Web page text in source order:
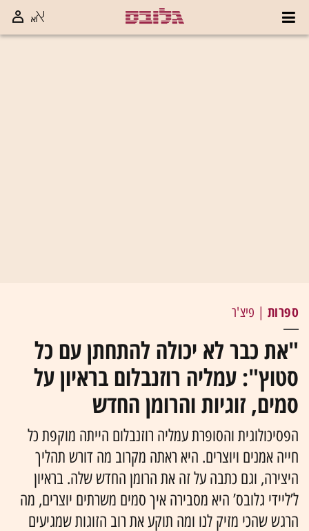
ספרות | פיצ'ר
"את כבר לא יכולה להתחתן עם כל
סטוץ": עמליה רוזנבלום בראיון על
סמים, זוגיות והרומן החדש
הפסיכולוגית והסופרת עמליה רוזנבלום הייתה מוקפת כל
חייה אמנים ויוצרים. היא ראתה מקרוב מה דורש תהליך
היצירה, וגם כתבה על זה את הרומן החדש שלה. בראיון
ל’ליידי גלובס’ היא מסבירה איך סמים משרתים יוצרים, מה
הרגש שהכי מזיק לנו ומה תוקע את רוב הזוגות שמגיעים